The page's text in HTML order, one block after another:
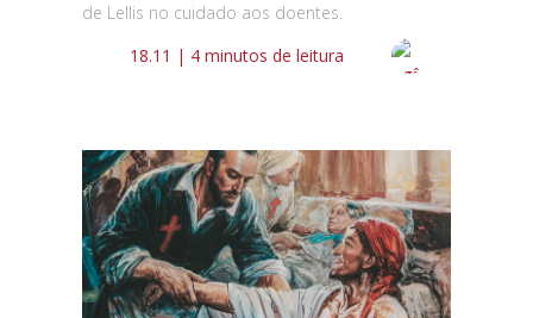
de Lellis no cuidado aos doentes.
18.11 | 4 minutos de leitura